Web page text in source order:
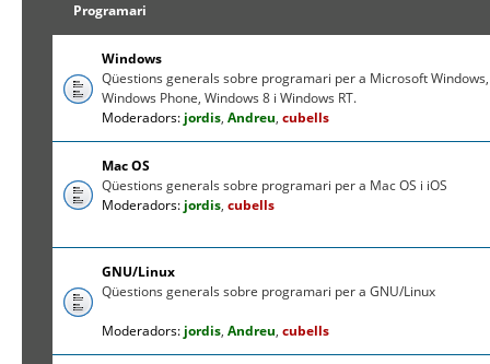
Programari
Windows
Qüestions generals sobre programari per a Microsoft Windows,
Windows Phone, Windows 8 i Windows RT.
Moderadors: jordis,Andreu,cubells
Mac OS
Qüestions generals sobre programari per a Mac OS i iOS
Moderadors: jordis,cubells
GNU/Linux
Qüestions generals sobre programari per a GNU/Linux
Moderadors: jordis,Andreu,cubells